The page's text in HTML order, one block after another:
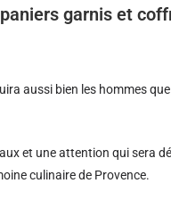
garnis et
aussi bien les hommes
et une attention qui sera
culinaire de Provence.